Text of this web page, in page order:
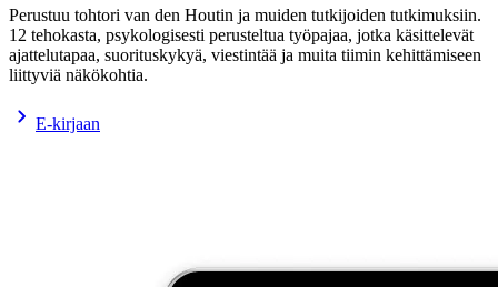
Perustuu tohtori van den Houtin ja muiden tutkijoiden tutkimuksiin.
12 tehokasta, psykologisesti perusteltua työpajaa, jotka käsittelevät
ajattelutapaa, suorituskykyä, viestintää ja muita tiimin kehittämiseen
liittyviä näkökohtia.
E-kirjaan